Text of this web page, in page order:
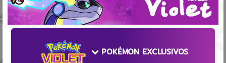
POKÉMON EXCLUSIVOS